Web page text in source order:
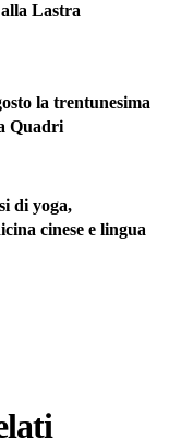
Lastra
la trentunesima
Quadri
di yoga,
cinese e lingua